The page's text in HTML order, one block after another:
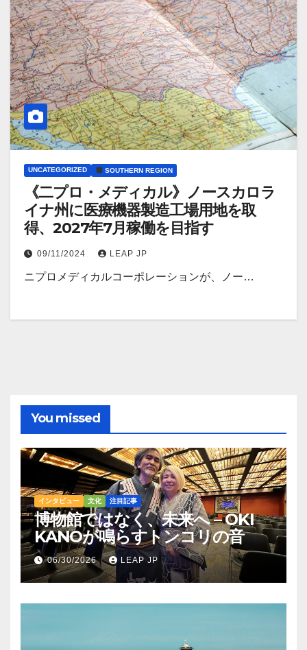
UNCATEGORIZED SOUTHERN REGION
《二プロ・メディカル》ノースカロラ
イナ州に医療機器製造工場用地を取
得、2027年7月稼働を目指す
09/11/2024 LEAP JP
ニプロメディカルコーポレーションが、ノー…
You missed
インタビュー 文化 注目記事
博物館ではなく、未来へ – OKI
KANOが鳴らすトンコリの音
06/30/2026 LEAP JP